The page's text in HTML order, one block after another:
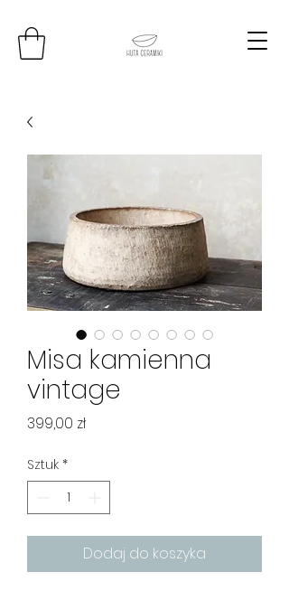
Misa kamienna
vintage
399,00 złCena
Sztuk *
Dodaj do koszyka